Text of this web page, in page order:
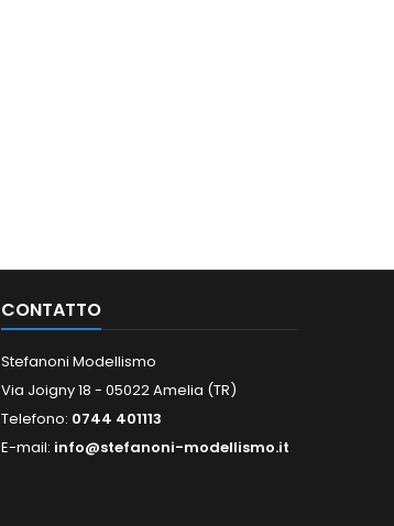
CONTATTO
Stefanoni Modellismo
Via Joigny 18 - 05022 Amelia (TR)
Telefono: 0744 401113
E-mail: info@stefanoni-modellismo.it